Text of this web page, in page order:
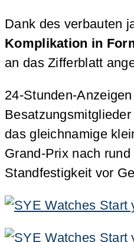
Dank des verbauten
Komplikation in
an das Zifferblatt
24-Stunden-
das gleichnamige
Grand-Prix nach
Standfestigkeit vor